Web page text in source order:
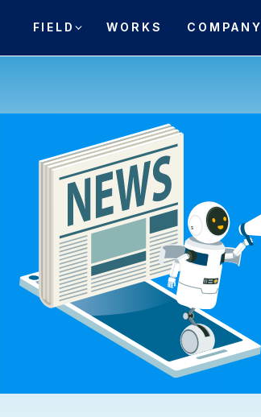
FIELD WORKS COMPANY